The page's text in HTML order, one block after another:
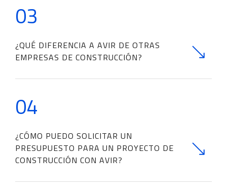
03
¿QUÉ DIFERENCIA A AVIR DE OTRAS
EMPRESAS DE CONSTRUCCIÓN?
04
¿CÓMO PUEDO SOLICITAR UN
PRESUPUESTO PARA UN PROYECTO DE
CONSTRUCCIÓN CON AVIR?